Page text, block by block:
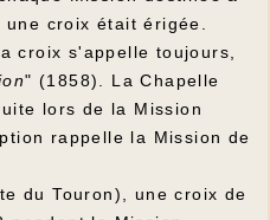
croix était érigée.
croix s'appelle toujours,
" (1858). La Chapelle
lors de la Mission
rappelle la Mission de
du Touron), une croix de